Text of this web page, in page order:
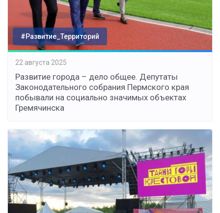
#Развитие_Территорий
22 августа 2025
Развитие города – дело общее. Депутаты
Законодательного собрания Пермского края
побывали на социально значимых объектах
Гремячинска